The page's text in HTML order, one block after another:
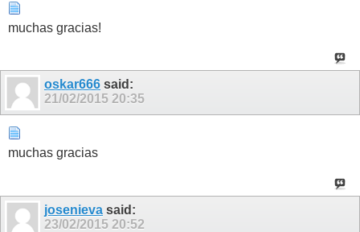
muchas gracias!
oskar666 said:
21/02/2015 20:35
muchas gracias
josenieva said:
23/02/2015 20:52